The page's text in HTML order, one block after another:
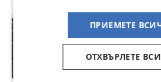
с. Звездица
33 000 €
64 542,39
ПРИЕМЕТЕ
ОТХВЪРЛЕТЕ